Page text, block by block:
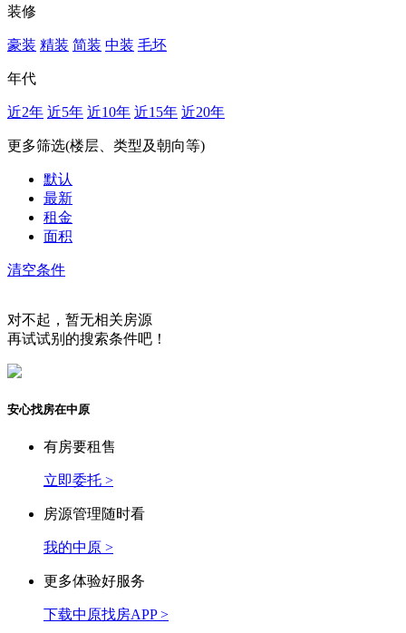
装修
豪装 精装 简装 中装 毛坯
年代
近2年 近5年 近10年 近15年 近20年
更多筛选(楼层、类型及朝向等)
默认
最新
租金
面积
清空条件
对不起，暂无相关房源
再试试别的搜索条件吧！
安心找房在中原
有房要租售
立即委托 >
房源管理随时看
我的中原 >
更多体验好服务
下载中原找房APP >